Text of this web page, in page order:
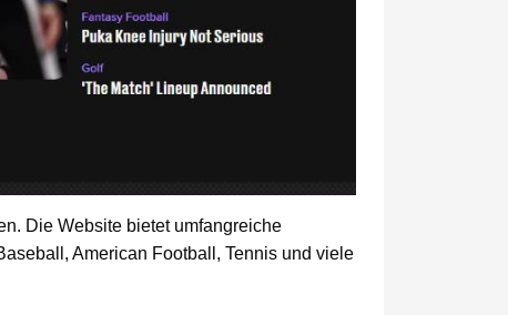
Die Website bietet umfangreiche
American Football, Tennis und viele